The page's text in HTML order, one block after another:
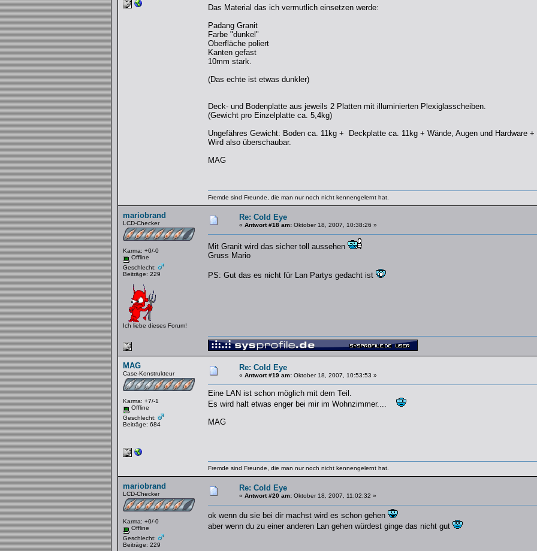
Das Material das ich vermutlich einsetzen werde:
Padang Granit
Farbe "dunkel"
Oberfläche poliert
Kanten gefast
10mm stark.
(Das echte ist etwas dunkler)
Deck- und Bodenplatte aus jeweils 2 Platten mit illuminierten Plexiglasscheiben.
(Gewicht pro Einzelplatte ca. 5,4kg)
Ungefähres Gewicht: Boden ca. 11kg + Deckplatte ca. 11kg + Wände, Augen und Hardware +
Wird also überschaubar.
MAG
Fremde sind Freunde, die man nur noch nicht kennengelernt hat.
mariobrand
LCD-Checker
Karma: +0/-0
Offline
Geschlecht:
Beiträge: 229
Ich liebe dieses Forum!
Re: Cold Eye
« Antwort #18 am:Oktober 18, 2007, 10:38:26 »
Mit Granit wird das sicher toll aussehen
Gruss Mario
PS: Gut das es nicht für Lan Partys gedacht ist
MAG
Case-Konstrukteur
Karma: +7/-1
Offline
Geschlecht:
Beiträge: 684
Re: Cold Eye
« Antwort #19 am:Oktober 18, 2007, 10:53:53 »
Eine LAN ist schon möglich mit dem Teil.
Es wird halt etwas enger bei mir im Wohnzimmer....
MAG
Fremde sind Freunde, die man nur noch nicht kennengelernt hat.
mariobrand
LCD-Checker
Karma: +0/-0
Offline
Geschlecht:
Beiträge: 229
Re: Cold Eye
« Antwort #20 am:Oktober 18, 2007, 11:02:32 »
ok wenn du sie bei dir machst wird es schon gehen
aber wenn du zu einer anderen Lan gehen würdest ginge das nicht gut